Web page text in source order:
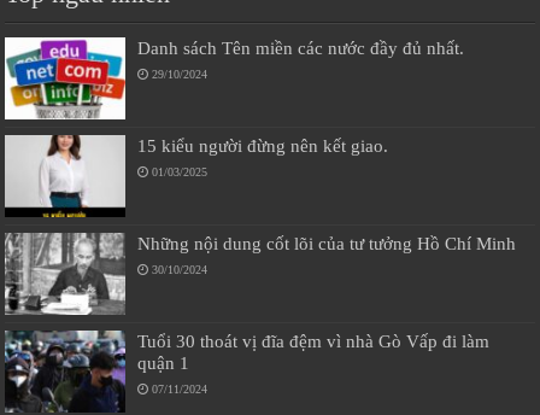
Danh sách Tên miền các nước đầy đủ nhất.
29/10/2024
15 kiểu người đừng nên kết giao.
01/03/2025
Những nội dung cốt lõi của tư tưởng Hồ Chí Minh
30/10/2024
Tuổi 30 thoát vị đĩa đệm vì nhà Gò Vấp đi làm
quận 1
07/11/2024